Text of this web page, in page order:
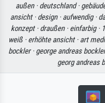
außen · deutschland ·
ansicht · design · aufwendig ·
konzept · draußen · einfarbig ·
weiß · erhöhte ansicht · art
bockler · george andreas
georg andreas